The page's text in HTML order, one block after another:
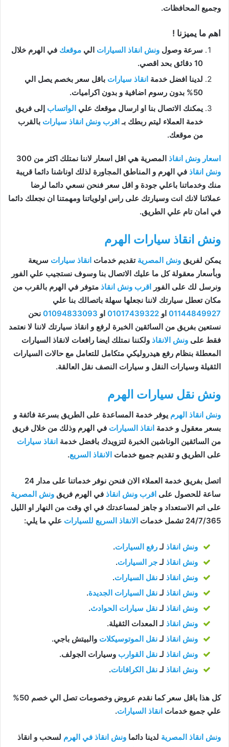
وجميع المحافظات.
اهم ما يميزنا !
سرعة وصول ونش انقاذ السيارات الي موقعك في الهرم خلال
10 دقائق بحد اقصي.
لدينا افضل خدمة انقاذ سيارات باقل سعر بخصم يصل الي
50% بدون رسوم اضافية و بدون اكراميات.
يمكنك الاتصال بنا او ارسال موقعك علي الواتساب إلى فريق
خدمة العملاء ليتم ربطك بـ اقرب ونش انقاذ سيارات بالقرب
من موقعك.
اسعار ونش انقاذ المصرية هي اقل اسعار لاننا نمتلك اكثر من 300
ونش انقاذ في الهرم و المناطق المجاورة لذلك اوناشنا دائما قريبة
منك وخدماتنا باعلي جودة و اقل سعر فنحن نسعي دائما لرضا
عملائنا لانك انت وسيارتك على راس اولوياتنا ومهمتنا ان نجعلك دائما
في امان تام علي الطريق.
ونش انقاذ سيارات الهرم
يمكن لفريق ونش المصرية تقديم خدمات انقاذ سيارات سريعة
وبأسعار معقولة كل ما عليك الاتصال بنا وسوف نستجيب علي الفور
ونرسل لك على الفور اقرب ونش انقاذ متوفر في الهرم بالقرب من
مكان تعطل سيارتك لاننا نجعلها سهلة باتصالك بنا علي
01144849927 او 01017439322 او 01094833093 نحن
نستعين بفريق من السائقين الخبرة لرفع و انقاذ سيارتك لاننا لا نعتمد
فقط على ونش الانقاذ ولكننا نمتلك ايضا رافعات لانقاذ السيارات
المعطلة بنظام رفع هيدروليكي متكامل للتعامل مع حالات السيارات
الثقيلة وسيارات النقل و سيارات النصف نقل العالقة.
ونش نقل سيارات الهرم
ونش انقاذ الهرم يوفر خدمة المساعدة على الطريق بسرعة فائفة و
بسعر معقول و خدمة انقاذ السيارات في الهرم وذلك من خلال فريق
من السائقين الوناشين الخبرة لتزويدك بافضل خدمة انقاذ سيارات
على الطريق و تقديم جميع خدمات الانقاذ السريع.
اتصل بفريق خدمة العملاء الان فنحن نوفر خدماتنا على مدار 24
ساعة للحصول على اقرب ونش انقاذ في الهرم فريق ونش المصرية
على اتم الاستعداد و جاهز لمساعدتك في اي وقت من النهار او الليل
24/7/365 تشمل خدمات
الانقاذ السريع للسيارات علي ما يلي:
ونش انقاذ لـرفع السيارات.
ونش انقاذ لـجر السيارات.
ونش انقاذ لـنقل السيارات.
ونش انقاذ لـنقل السيارات الجديدة.
ونش انقاذ لـنقل سيارات الحوادث.
ونش انقاذ لـ المعدات الثقيلة.
ونش انقاذ لـنقل الموتوسيكلات والبيتش باجي.
ونش انقاذ لـنقل القوارب وسيارات الجولف.
ونش انقاذ لـنقل الكرافانات.
كل هذا باقل سعر كما نقدم عروض وخصومات تصل الي خصم 50%
علي جميع خدمات انقاذ السيارات.
ونش انقاذ المصرية لدينا دائما ونش انقاذ في الهرم لسحب و انقاذ